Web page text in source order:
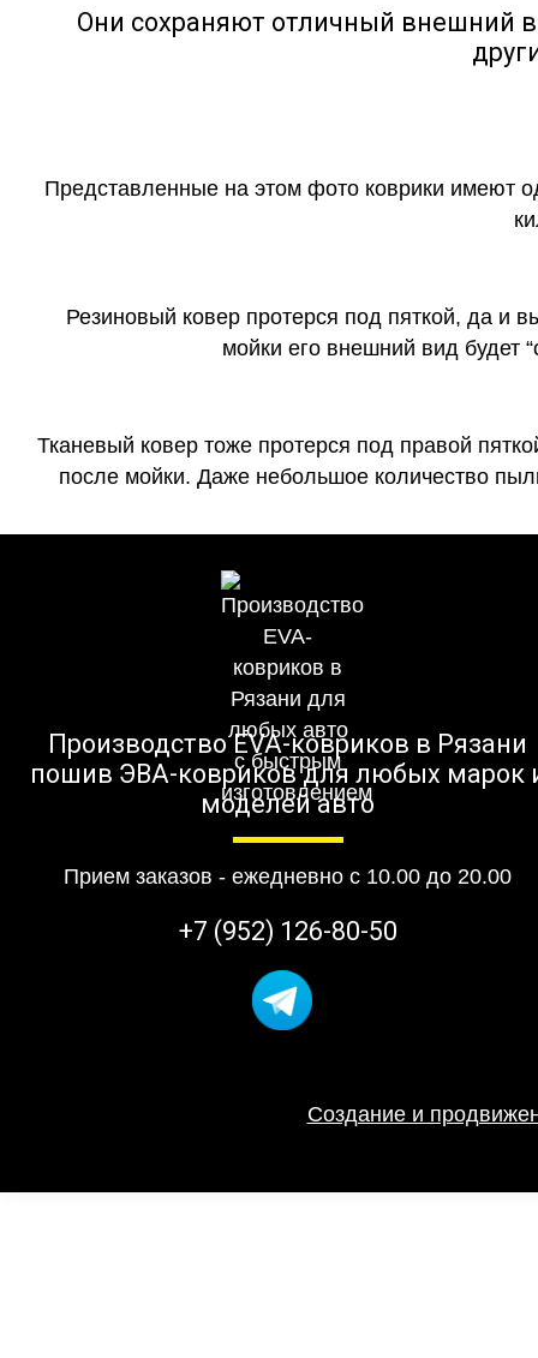
Они сохраняют отличный внешний
Представленные на этом фото коврики имеют
Резиновый ковер протерся под пяткой, да и
мойки его внешний вид будет
Тканевый ковер тоже протерся под правой
после мойки. Даже небольшое количество
Производство EVA-ковриков в Рязани
пошив ЭВА-ковриков для любых марок
моделей авто
Прием заказов - ежедневно с 10.00 до 20.00
+7 (952) 126-80-50
Создание и